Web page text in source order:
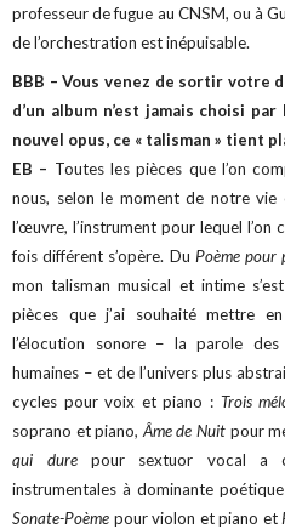
professeur de fugue au CNSM, ou à
de l’orchestration est inépuisable.
BBB – Vous venez de sortir votre
d’un album n’est jamais choisi
nouvel opus, ce « talisman » tient
EB – Toutes les pièces que l’on
nous, selon le moment de notre
l’œuvre, l’instrument pour lequel
fois différent s’opère. Du Poème
mon talisman musical et intime
pièces que j’ai souhaité mettre
l’élocution sonore – la parole
humaines – et de l’univers plus
cycles pour voix et piano :Trois
soprano et piano, Âme de Nuitpour
qui dure pour sextuor vocal a
instrumentales à dominante
Sonate-Poème pour violon et piano et